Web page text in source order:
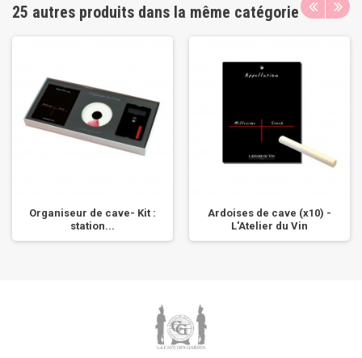
25 autres produits dans la même catégorie
Organiseur de cave- Kit :
station...
Ardoises de cave (x10) -
L'Atelier du Vin